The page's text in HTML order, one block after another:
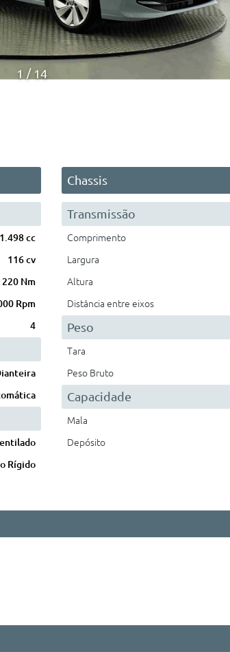
1 14
1.498 cc
116 cv
220 Nm
Rpm
4
Rígido
Chassis
Transmissão
Comprimento
Largura
Altura
Distância entre eixos
Peso
Tara
Peso Bruto
Capacidade
Mala
Depósito